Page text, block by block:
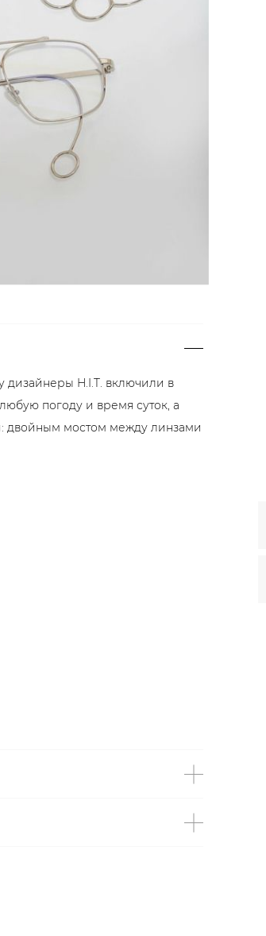
дизайнеры H.I.T. включили в
погоду и время суток, а
двойным мостом между линзами